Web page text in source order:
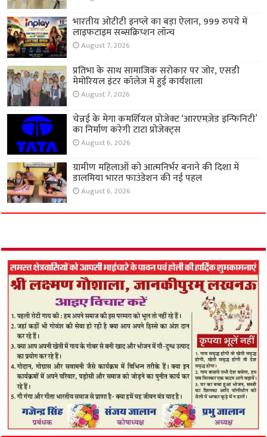
भारतीय ओटीटी इनप्ले का बड़ा ऐलान, 999 रुपये में
लाइफटाइम सब्सक्रिप्शन लॉन्च
August 7, 2026
प्रतिभा के साथ सामाजिक सरोकार पर जोर, एसडी
मेमोरियल इंटर कॉलेज में हुई कार्यशाला
August 7, 2026
चेन्नई के मेगा कमर्शियल प्रोजेक्ट ‘आरएमज़ेड इन्फिनिटी’
का निर्माण करेगी टाटा प्रोजेक्ट्स
August 6, 2026
ग्रामीण महिलाओं को आत्मनिर्भर बनाने की दिशा में
डालमिया भारत फाउंडेशन की नई पहल
August 6, 2026